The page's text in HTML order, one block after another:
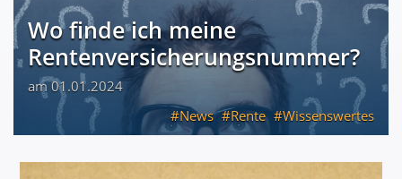
Wo finde ich meine
Rentenversicherungsnummer?
am 01.01.2024
News
Rente Wissenswertes